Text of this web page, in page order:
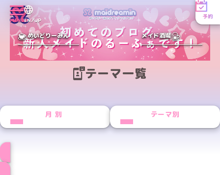
MENUEN／JP
予約
めいどりーみん メイド酒場
テーマ一覧
月別 テーマ別